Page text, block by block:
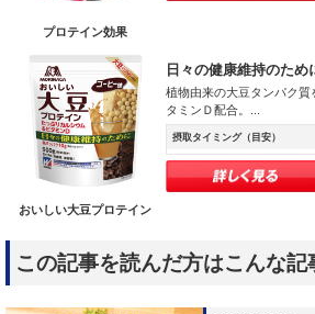
プロテイン効果
おいしい大豆プロテイン
日々の健康維持のため
植物由来の大豆タンパク
タミンＤ配合。...
摂取タイミング（目安）
この記事を読んだ方はこんな